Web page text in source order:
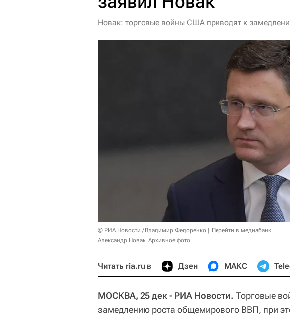
Новак: торговые войны США приводят к
© РИА Новости / Владимир Федоренко
Перейти в медиабанк
Александр Новак. Архивное фото
Читать ria.ru в Дзен МАКС
МОСКВА, 25 дек - РИА Новости. Торговые
замедлению роста общемирового ВВП, при